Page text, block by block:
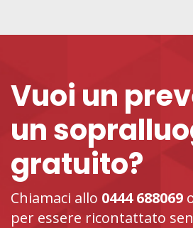
Vuoi un
un
gratuito?
Chiamaci allo 0444 688069
per essere ricontattato